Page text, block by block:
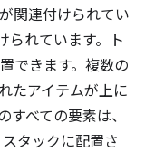
関連付けられてい
られています。ト
できます。複数の
たアイテムが上に
べての要素は、
スタックに配置さ